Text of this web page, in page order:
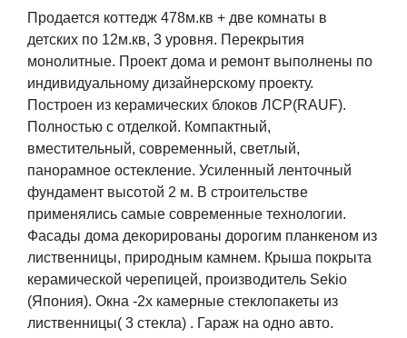
Продается коттедж 478м.кв + две комнаты в
детских по 12м.кв, 3 уровня. Перекрытия
монолитные. Проект дома и ремонт выполнены по
индивидуальному дизайнерскому проекту.
Построен из керамических блоков ЛСР(RAUF).
Полностью с отделкой. Компактный,
вместительный, современный, светлый,
панорамное остекление. Усиленный ленточный
фундамент высотой 2 м. В строительстве
применялись самые современные технологии.
Фасады дома декорированы дорогим планкеном из
лиственницы, природным камнем. Крыша покрыта
керамической черепицей, производитель Sekio
(Япония). Окна -2х камерные стеклопакеты из
лиственницы( 3 стекла) . Гараж на одно авто.